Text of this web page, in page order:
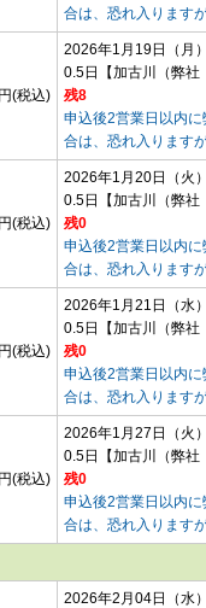
合は、恐れ入ります
(税込)
2026年1月19日（月
0.5日
【加古川（弊
残8
申込後2営業日以内
合は、恐れ入ります
(税込)
2026年1月20日（火
0.5日
【加古川（弊
残0
申込後2営業日以内
合は、恐れ入ります
(税込)
2026年1月21日（水
0.5日
【加古川（弊
残0
申込後2営業日以内
合は、恐れ入ります
(税込)
2026年1月27日（火
0.5日
【加古川（弊
残0
申込後2営業日以内
合は、恐れ入ります
2026年2月04日（水